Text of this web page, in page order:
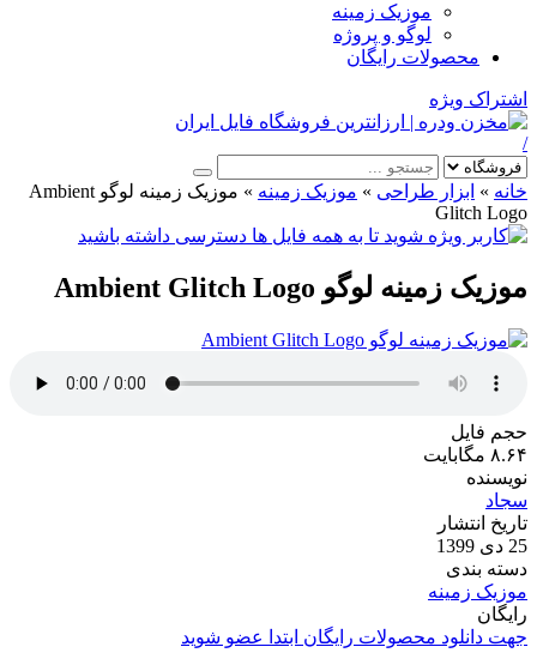
موزیک زمینه
لوگو و پروژه
محصولات رایگان
اشتراک ویژه
/
خانه » ابزار طراحی » موزیک زمینه »
موزیک زمینه لوگو Ambient
Glitch Logo
موزیک زمینه لوگو Ambient Glitch Logo
حجم فایل
۸.۶۴ مگابایت
نویسنده
سجاد
تاریخ انتشار
25 دی 1399
دسته بندی
موزیک زمینه
رایگان
جهت دانلود محصولات رایگان ابتدا عضو شوید